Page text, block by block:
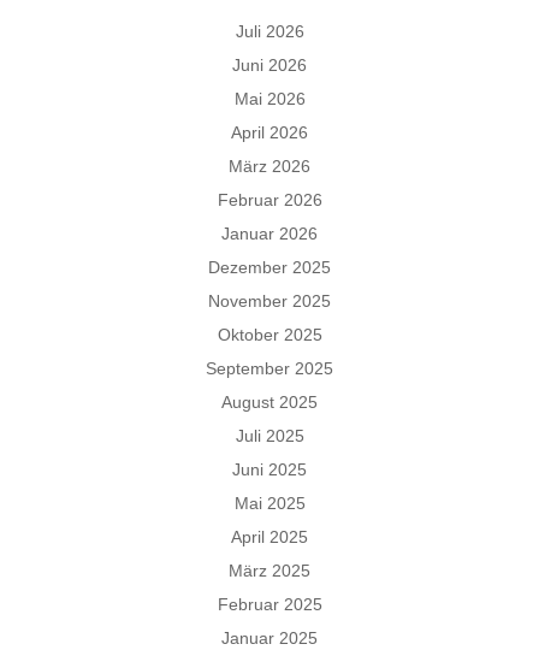
Juli 2026
Juni 2026
Mai 2026
April 2026
März 2026
Februar 2026
Januar 2026
Dezember 2025
November 2025
Oktober 2025
September 2025
August 2025
Juli 2025
Juni 2025
Mai 2025
April 2025
März 2025
Februar 2025
Januar 2025